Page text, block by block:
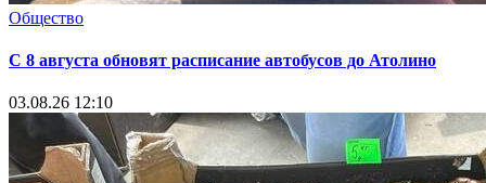
Общество
С 8 августа обновят расписание автобусов до Атолино
03.08.26 12:10